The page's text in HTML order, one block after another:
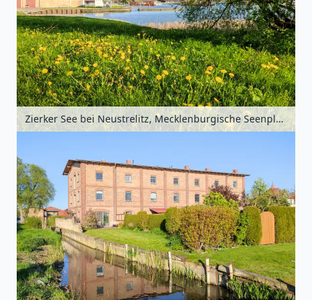
Zierker See bei Neustrelitz, Mecklenburgische Seenplatte, Mecklenburg-Vorpommern, Deutschland